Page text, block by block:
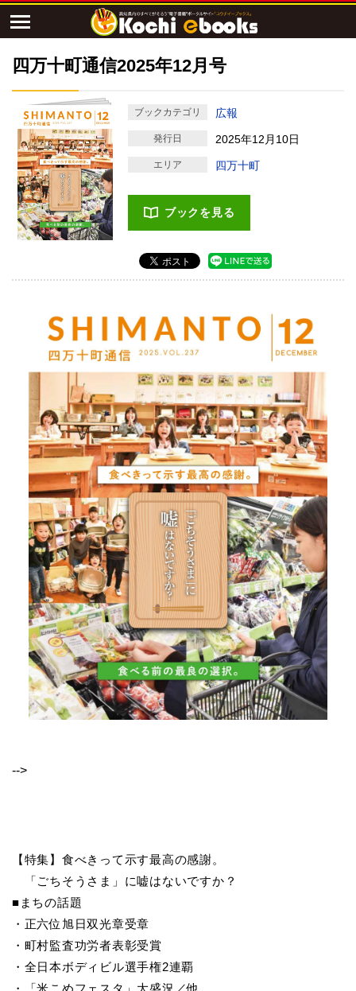
四万十町通信2025年12月号
ブックカテゴリ 広報
発行日 2025年12月10日
エリア 四万十町
ブックを見る
-->
【特集】食べきって示す最高の感謝。
「ごちそうさま」に嘘はないですか？
■まちの話題
・正六位旭日双光章受章
・町村監査功労者表彰受賞
・全日本ボディビル選手権2連覇
・「米こめフェスタ」大盛況／他